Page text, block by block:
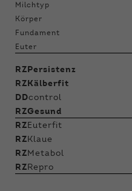
Milchtyp
Körper
Fundament
Euter
RZPersistenz
RZKälberfit
DDcontrol
RZGesund
RZEuterfit
RZKlaue
RZMetabol
RZRepro